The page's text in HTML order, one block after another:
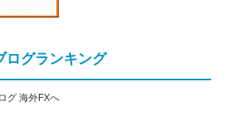
ログランキング